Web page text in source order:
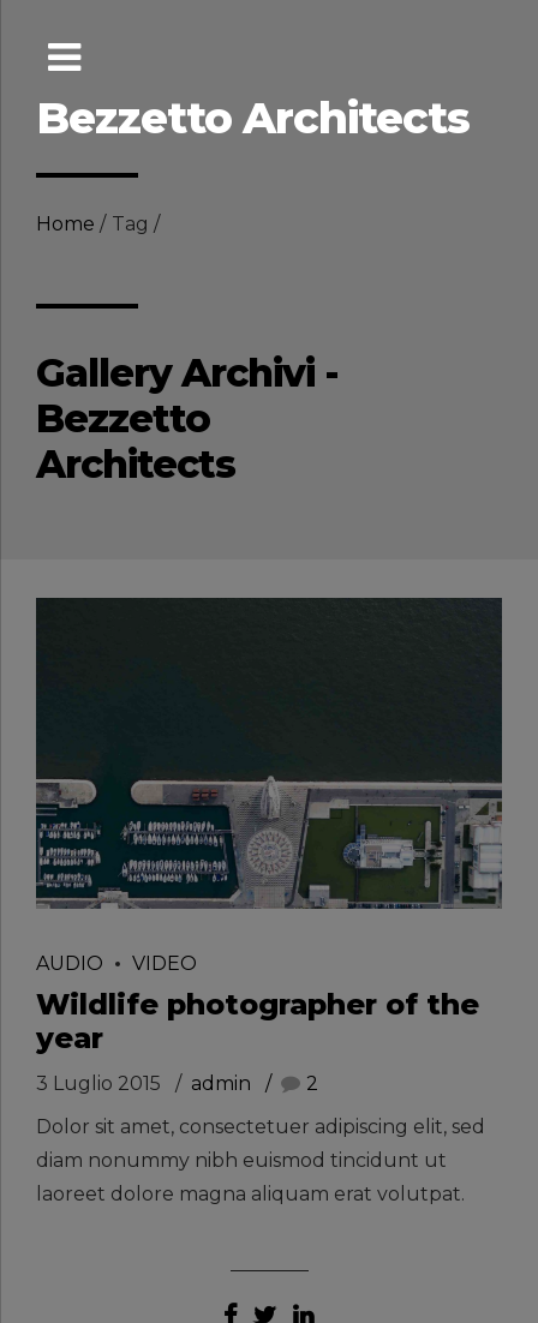
Bezzetto Architects
Home Tag
Gallery Archivi -
Bezzetto
Architects
AUDIO VIDEO
Wildlife photographer of the
year
3 Luglio 2015 admin
2
Dolor sit amet, consectetuer adipiscing elit, sed
diam nonummy nibh euismod tincidunt ut
laoreet dolore magna aliquam erat volutpat.